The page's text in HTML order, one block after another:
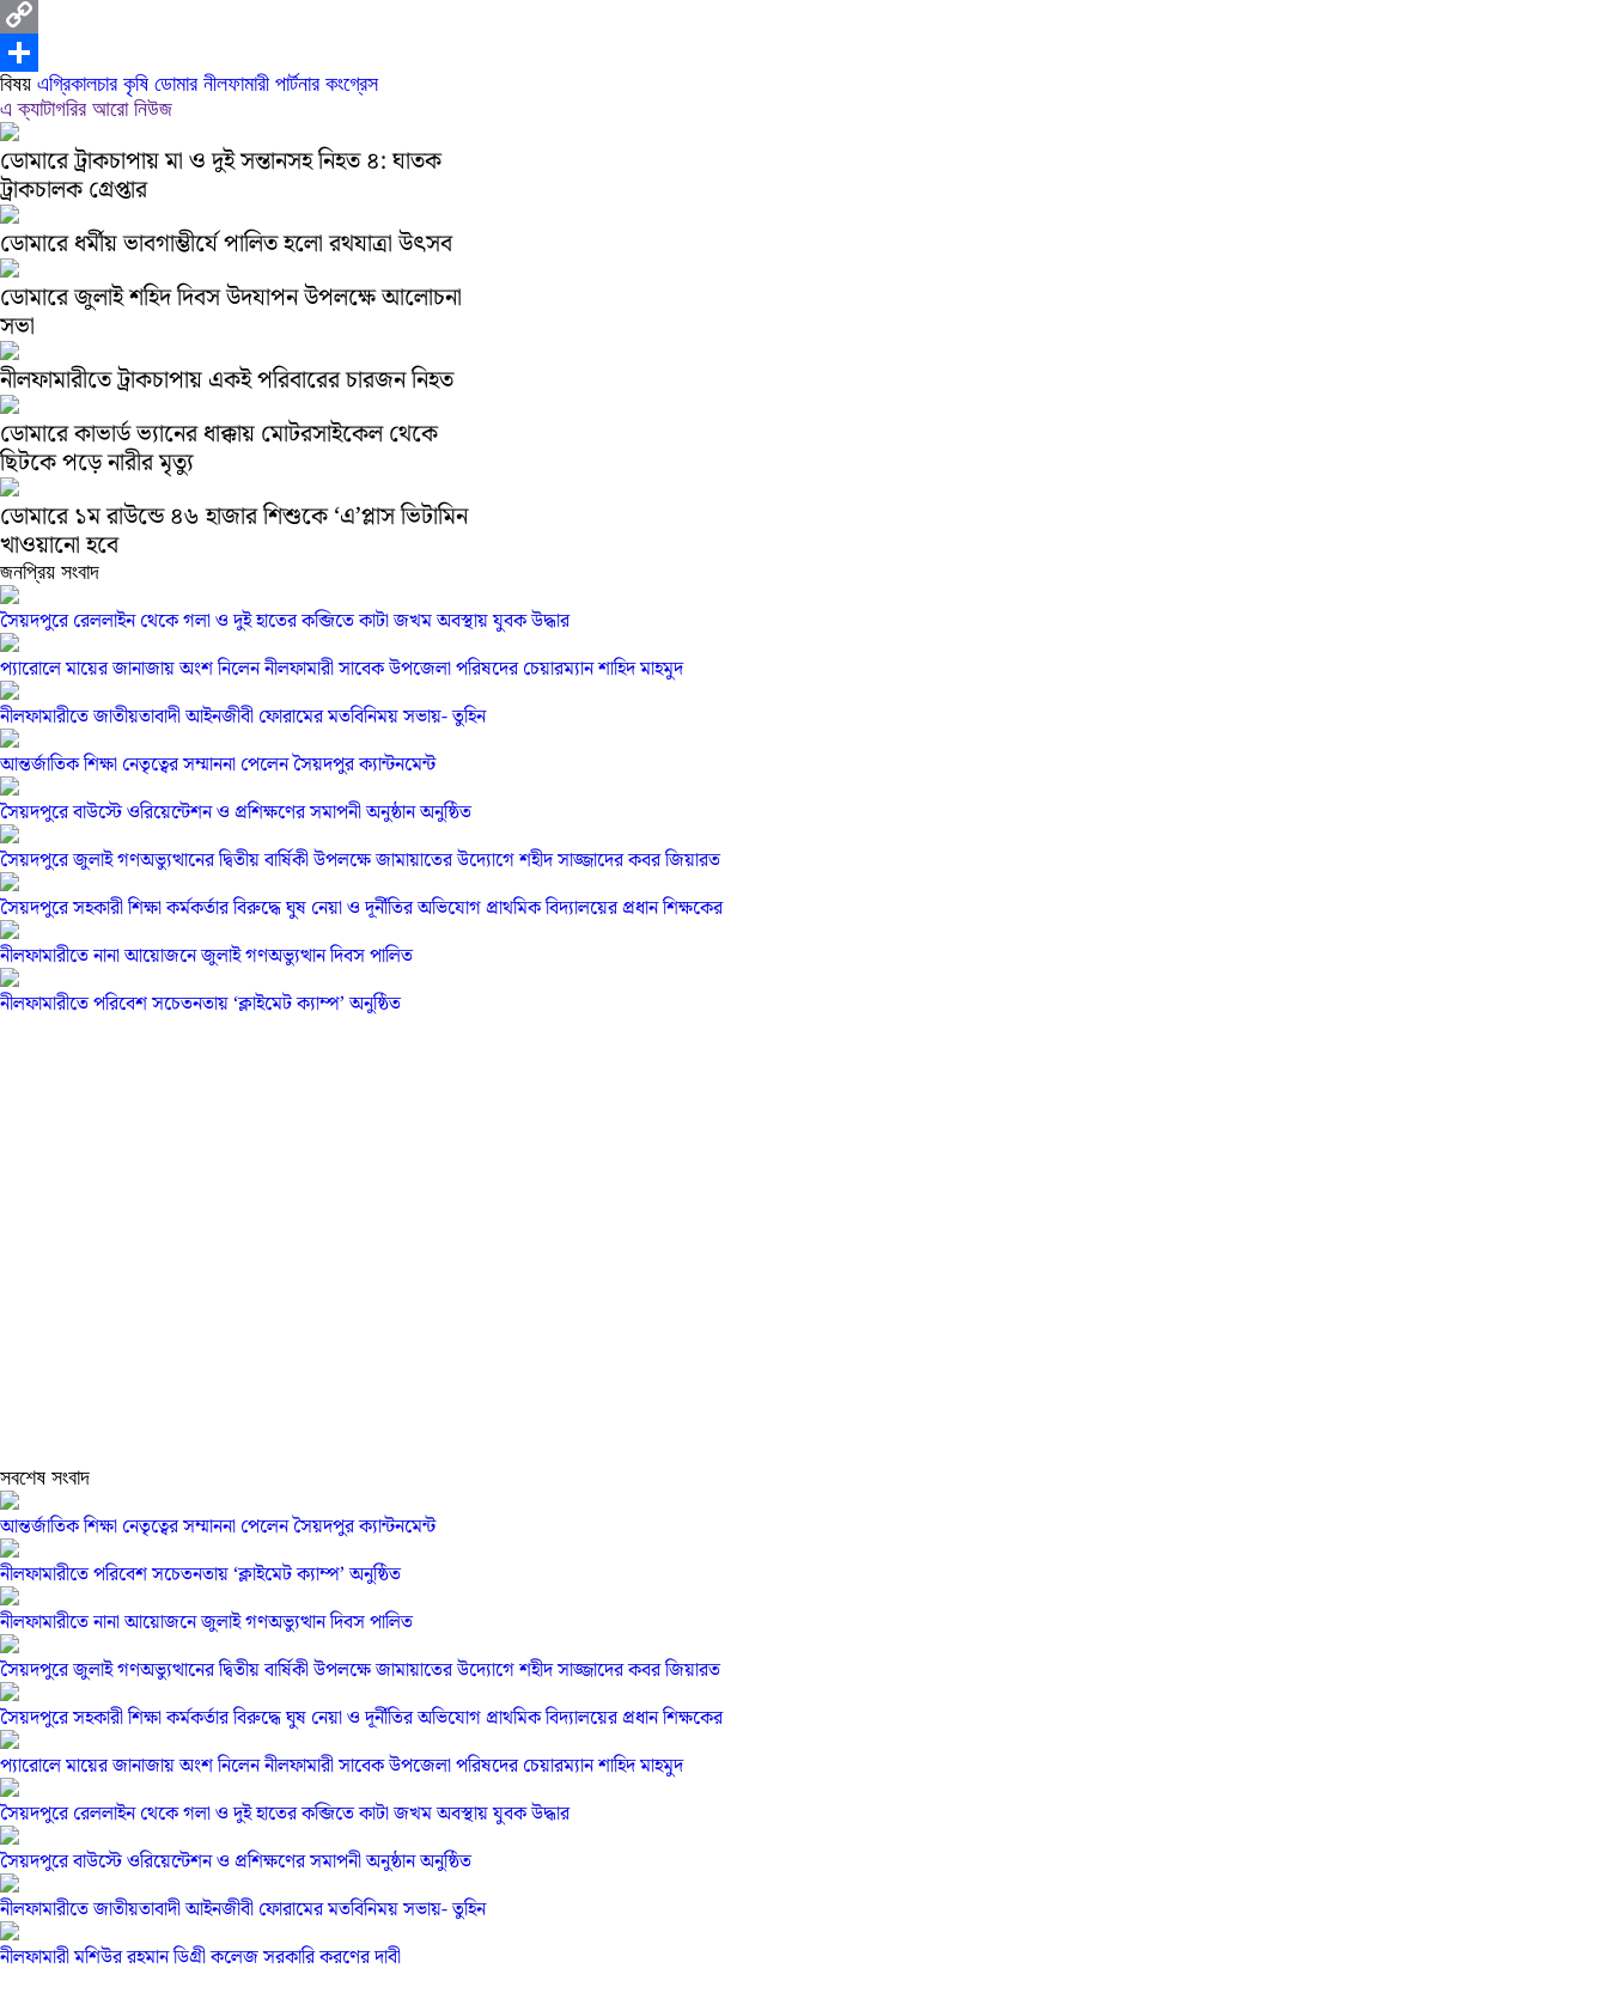
Gmail
Copy
Link
Share
বিষয় এগ্রিকালচার কৃষি ডোমার নীলফামারী পার্টনার কংগ্রেস
এ ক্যাটাগরির আরো নিউজ
ডোমারে ট্রাকচাপায় মা ও দুই সন্তানসহ নিহত ৪: ঘাতক
ট্রাকচালক গ্রেপ্তার
ডোমারে ধর্মীয় ভাবগাম্ভীর্যে পালিত হলো রথযাত্রা উৎসব
ডোমারে জুলাই শহিদ দিবস উদযাপন উপলক্ষে আলোচনা
সভা
নীলফামারীতে ট্রাকচাপায় একই পরিবারের চারজন নিহত
ডোমারে কাভার্ড ভ্যানের ধাক্কায় মোটরসাইকেল থেকে
ছিটকে পড়ে নারীর মৃত্যু
ডোমারে ১ম রাউন্ডে ৪৬ হাজার শিশুকে ‘এ’প্লাস ভিটামিন
খাওয়ানো হবে
জনপ্রিয় সংবাদ
সৈয়দপুরে রেললাইন থেকে গলা ও দুই হাতের কব্জিতে কাটা জখম অবস্থায় যুবক উদ্ধার
প্যারোলে মায়ের জানাজায় অংশ নিলেন নীলফামারী সাবেক উপজেলা পরিষদের চেয়ারম্যান শাহিদ মাহমুদ
নীলফামারীতে জাতীয়তাবাদী আইনজীবী ফোরামের মতবিনিময় সভায়- তুহিন
আন্তর্জাতিক শিক্ষা নেতৃত্বের সম্মাননা পেলেন সৈয়দপুর ক্যান্টনমেন্ট
সৈয়দপুরে বাউস্টে ওরিয়েন্টেশন ও প্রশিক্ষণের সমাপনী অনুষ্ঠান অনুষ্ঠিত
সৈয়দপুরে জুলাই গণঅভ্যুত্থানের দ্বিতীয় বার্ষিকী উপলক্ষে জামায়াতের উদ্যোগে শহীদ সাজ্জাদের কবর জিয়ারত
সৈয়দপুরে সহকারী শিক্ষা কর্মকর্তার বিরুদ্ধে ঘুষ নেয়া ও দূর্নীতির অভিযোগ প্রাথমিক বিদ্যালয়ের প্রধান শিক্ষকের
নীলফামারীতে নানা আয়োজনে জুলাই গণঅভ্যুত্থান দিবস পালিত
নীলফামারীতে পরিবেশ সচেতনতায় ‘ক্লাইমেট ক্যাম্প’ অনুষ্ঠিত
সবশেষ সংবাদ
আন্তর্জাতিক শিক্ষা নেতৃত্বের সম্মাননা পেলেন সৈয়দপুর ক্যান্টনমেন্ট
নীলফামারীতে পরিবেশ সচেতনতায় ‘ক্লাইমেট ক্যাম্প’ অনুষ্ঠিত
নীলফামারীতে নানা আয়োজনে জুলাই গণঅভ্যুত্থান দিবস পালিত
সৈয়দপুরে জুলাই গণঅভ্যুত্থানের দ্বিতীয় বার্ষিকী উপলক্ষে জামায়াতের উদ্যোগে শহীদ সাজ্জাদের কবর জিয়ারত
সৈয়দপুরে সহকারী শিক্ষা কর্মকর্তার বিরুদ্ধে ঘুষ নেয়া ও দূর্নীতির অভিযোগ প্রাথমিক বিদ্যালয়ের প্রধান শিক্ষকের
প্যারোলে মায়ের জানাজায় অংশ নিলেন নীলফামারী সাবেক উপজেলা পরিষদের চেয়ারম্যান শাহিদ মাহমুদ
সৈয়দপুরে রেললাইন থেকে গলা ও দুই হাতের কব্জিতে কাটা জখম অবস্থায় যুবক উদ্ধার
সৈয়দপুরে বাউস্টে ওরিয়েন্টেশন ও প্রশিক্ষণের সমাপনী অনুষ্ঠান অনুষ্ঠিত
নীলফামারীতে জাতীয়তাবাদী আইনজীবী ফোরামের মতবিনিময় সভায়- তুহিন
নীলফামারী মশিউর রহমান ডিগ্রী কলেজ সরকারি করণের দাবী